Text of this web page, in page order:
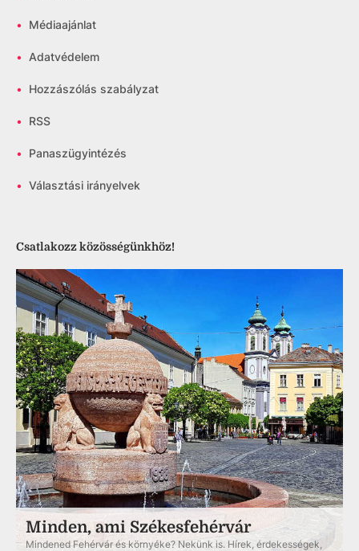
• Médiaajánlat
• Adatvédelem
• Hozzászólás szabályzat
• RSS
• Panaszügyintézés
• Választási irányelvek
Csatlakozz közösségünkhöz!
Minden, ami Székesfehérvár
Mindened Fehérvár és környéke? Nekünk is. Hírek, érdekességek,